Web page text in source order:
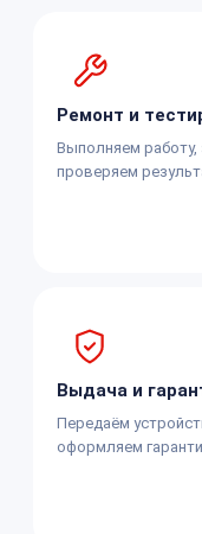
Ремонт и
Выполняем
проверяем
Выдача и
Передаём
оформляем